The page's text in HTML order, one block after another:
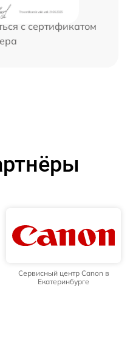
с сертификатом
Сервисный центр Canon в
Екатеринбурге